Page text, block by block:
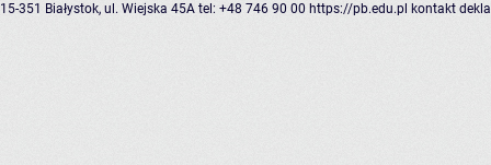
15-351 Białystok, ul. Wiejska 45A tel: +48 746 90 00 https://pb.edu.pl kontakt